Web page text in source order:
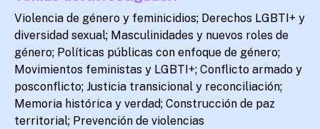
Violencia de género y feminicidios; Derechos LGBTI+ y
diversidad sexual; Masculinidades y nuevos roles de
género; Políticas públicas con enfoque de género;
Movimientos feministas y LGBTI+; Conflicto armado y
posconflicto; Justicia transicional y reconciliación;
Memoria histórica y verdad; Construcción de paz
territorial; Prevención de violencias